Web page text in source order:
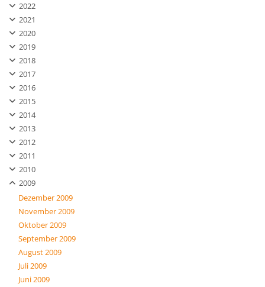
2022
2021
2020
2019
2018
2017
2016
2015
2014
2013
2012
2011
2010
2009
Dezember 2009
November 2009
Oktober 2009
September 2009
August 2009
Juli 2009
Juni 2009